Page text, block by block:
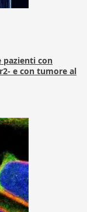
pazienti con
e con tumore al